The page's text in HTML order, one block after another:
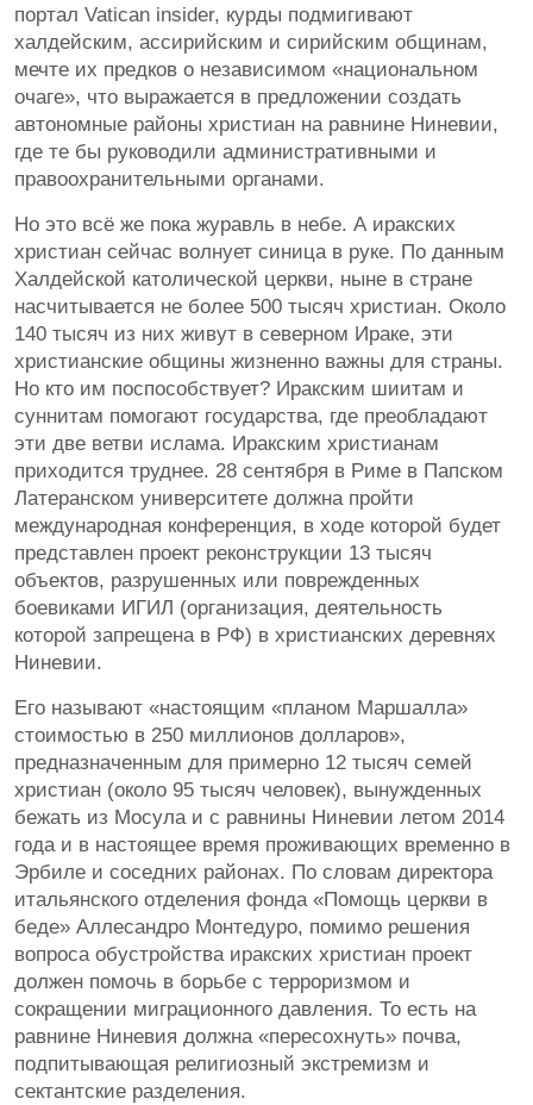
портал Vatican insider, курды подмигивают
халдейским, ассирийским и сирийским общинам,
мечте их предков о независимом «национальном
очаге», что выражается в предложении создать
автономные районы христиан на равнине Ниневии,
где те бы руководили административными и
правоохранительными органами.
Но это всё же пока журавль в небе. А иракских
христиан сейчас волнует синица в руке. По данным
Халдейской католической церкви, ныне в стране
насчитывается не более 500 тысяч христиан. Около
140 тысяч из них живут в северном Ираке, эти
христианские общины жизненно важны для страны.
Но кто им поспособствует? Иракским шиитам и
суннитам помогают государства, где преобладают
эти две ветви ислама. Иракским христианам
приходится труднее. 28 сентября в Риме в Папском
Латеранском университете должна пройти
международная конференция, в ходе которой будет
представлен проект реконструкции 13 тысяч
объектов, разрушенных или поврежденных
боевиками ИГИЛ (организация, деятельность
которой запрещена в РФ) в христианских деревнях
Ниневии.
Его называют «настоящим «планом Маршалла»
стоимостью в 250 миллионов долларов»,
предназначенным для примерно 12 тысяч семей
христиан (около 95 тысяч человек), вынужденных
бежать из Мосула и с равнины Ниневии летом 2014
года и в настоящее время проживающих временно в
Эрбиле и соседних районах. По словам директора
итальянского отделения фонда «Помощь церкви в
беде» Аллесандро Монтедуро, помимо решения
вопроса обустройства иракских христиан проект
должен помочь в борьбе с терроризмом и
сокращении миграционного давления. То есть на
равнине Ниневия должна «пересохнуть» почва,
подпитывающая религиозный экстремизм и
сектантские разделения.